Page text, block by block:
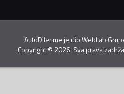
AutoDiler.me je dioWebLab
Copyright© 2026. Sva prava